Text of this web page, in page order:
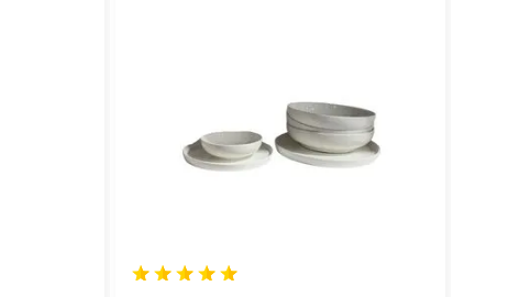
de que la vajilla sea apta para
★★★★★